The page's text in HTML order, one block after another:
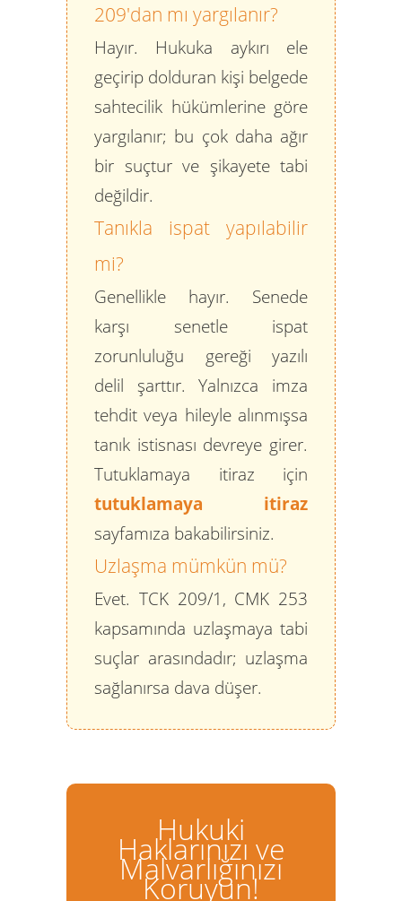
209'dan mı yargılanır?
Hayır. Hukuka aykırı ele
geçirip dolduran kişi belgede
sahtecilik hükümlerine göre
yargılanır; bu çok daha ağır
bir suçtur ve şikayete tabi
değildir.
Tanıkla ispat yapılabilir
mi?
Genellikle hayır. Senede
karşı senetle ispat
zorunluluğu gereği yazılı
delil şarttır. Yalnızca imza
tehdit veya hileyle alınmışsa
tanık istisnası devreye girer.
Tutuklamaya itiraz için
tutuklamaya itiraz
sayfamıza bakabilirsiniz.
Uzlaşma mümkün mü?
Evet. TCK 209/1, CMK 253
kapsamında uzlaşmaya tabi
suçlar arasındadır; uzlaşma
sağlanırsa dava düşer.
Hukuki
Haklarınızı ve
Malvarlığınızı
Koruyun!